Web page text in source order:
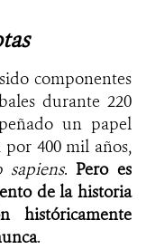
componentes
durante 220
un papel
400 mil años,
sapiens.Pero es
de la historia
históricamente
.